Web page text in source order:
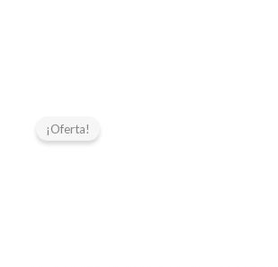
¡Oferta!
CASADEMUNT
22310027